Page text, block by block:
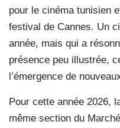
pour le cinéma tunisien
festival de Cannes. Un
année, mais qui a
présence peu illustrée,
l’émergence de
Pour cette année 2026,
même section du